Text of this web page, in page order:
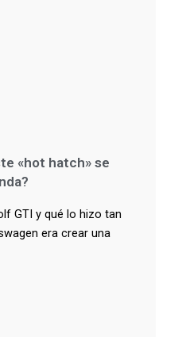
«hot hatch» se
GTI y qué lo hizo tan
era crear una